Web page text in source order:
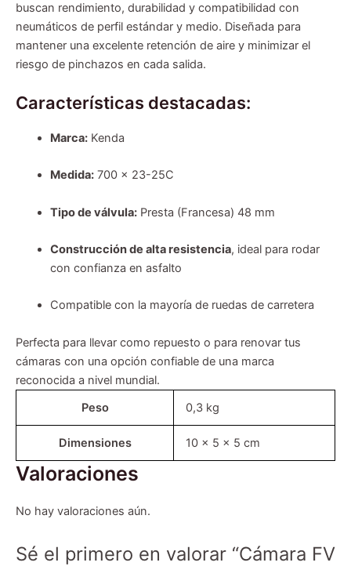
buscan rendimiento, durabilidad y compatibilidad con
neumáticos de perfil estándar y medio. Diseñada para
mantener una excelente retención de aire y minimizar el
riesgo de pinchazos en cada salida.
Características destacadas:
Marca:Kenda
Medida:700 x 23-25C
Tipo de válvula:Presta (Francesa) 48 mm
Construcción de alta resistencia, ideal para rodar
con confianza en asfalto
Compatible con la mayoría de ruedas de carretera
Perfecta para llevar como repuesto o para renovar tus
cámaras con una opción confiable de una marca
reconocida a nivel mundial.
Peso
0,3 kg
Dimensiones 10 × 5 × 5 cm
Valoraciones
No hay valoraciones aún.
Sé el primero en valorar “Cámara FV